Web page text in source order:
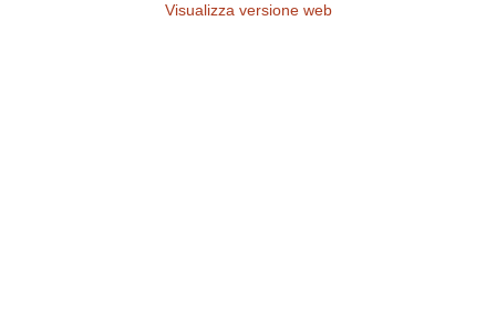
Visualizza versione web